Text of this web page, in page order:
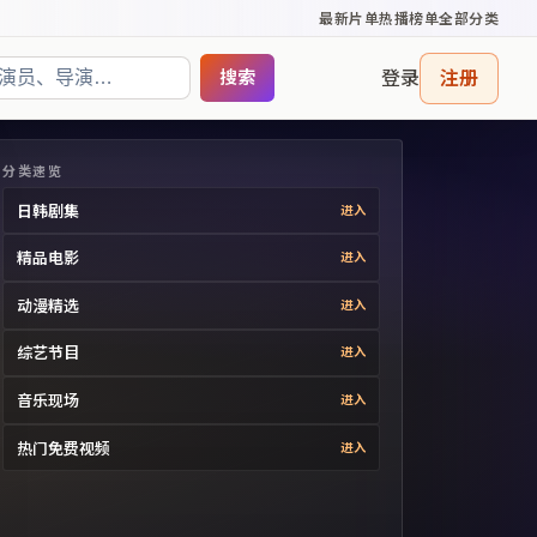
最新片单热播榜单全部分类
搜索 登录 注册
分类速览
日韩剧集 进入
精品电影 进入
动漫精选 进入
综艺节目 进入
音乐现场 进入
热门免费视频 进入